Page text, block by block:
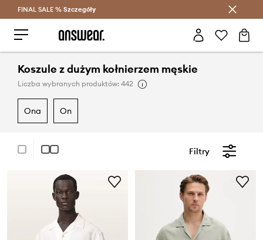
Oszczędzaj z Answear Club >
FINAL SALE % Szczegóły
Koszule z dużym kołnierzem męskie
Liczba wybranych produktów: 442
ona on
Filtry